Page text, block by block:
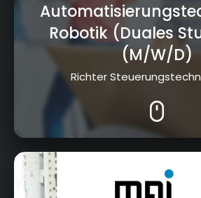
Robotik (Duales
(M/W/D)
Richter
Hummendorfer Straße 74,
Neuses